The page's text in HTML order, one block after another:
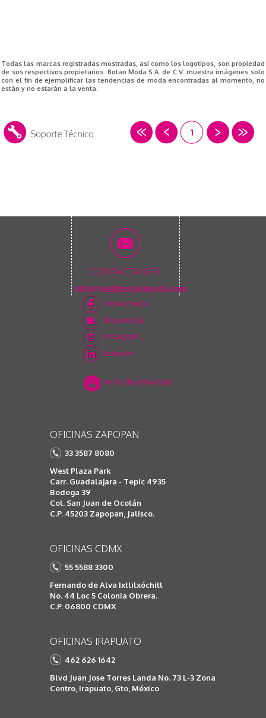
Todas las marcas registradas mostradas, así como los logotipos, son propiedad
de sus respectivos propietarios. Botao Moda S.A. de C.V. muestra imágenes solo
con el fin de ejemplificar las tendencias de moda encontradas al momento, no
están y no estarán a la venta.
1
CONTÁCTANOS
informes@botaomoda.com
/Botaomoda
Botaomoda
Instagram
Linkedin
Aviso de privacidad
OFICINAS ZAPOPAN
33 3587 8080
West Plaza Park
Carr. Guadalajara - Tepic 4935
Bodega 39
Col. San Juan de Ocotán
C.P. 45203 Zapopan, Jalisco.
OFICINAS CDMX
55 5588 3300
Fernando de Alva Ixtlilxóchitl
No. 44 Loc 5 Colonia Obrera.
C.P. 06800 CDMX
OFICINAS IRAPUATO
462 626 1642
Blvd Juan Jose Torres Landa No. 73 L-3 Zona
Centro, Irapuato, Gto, México